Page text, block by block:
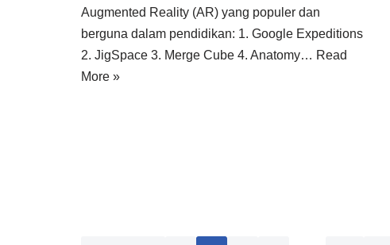
Augmented Reality (AR) yang populer dan
berguna dalam pendidikan: 1. Google Expeditions
2. JigSpace 3. Merge Cube 4. Anatomy… Read
More »